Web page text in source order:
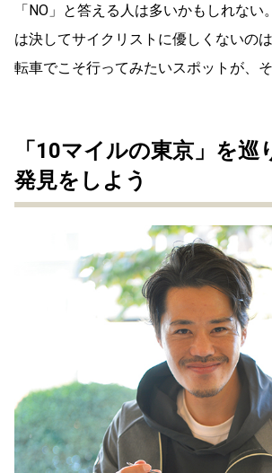
「NO」と答える人は多いかもしれない
は決してサイクリストに優しくないの
転車でこそ行ってみたいスポットが、そ
「10マイルの東京」を巡
発見をしよう